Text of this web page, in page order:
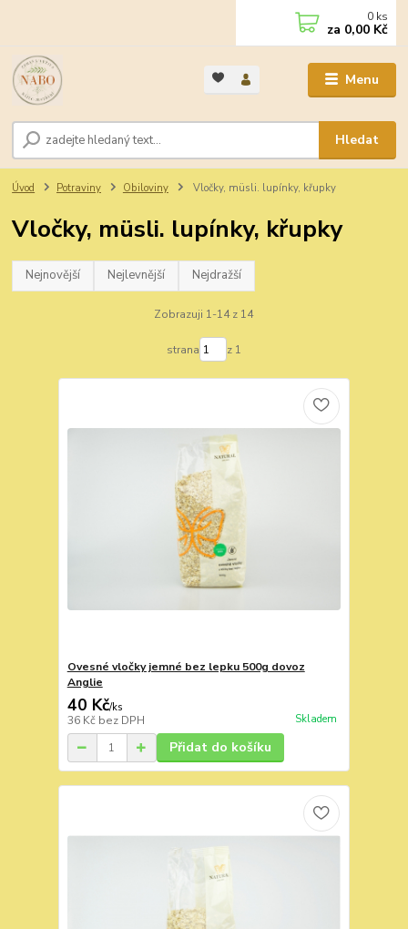
Menu
Hledat
0 ks
za 0,00 Kč
Úvod Potraviny Obiloviny Vločky, müsli. lupínky, křupky
Vločky, müsli. lupínky, křupky
Nejnovější Nejlevnější Nejdražší
Zobrazuji 1-14 z 14
strana z 1
Ovesné vločky jemné bez lepku 500g dovoz
Anglie
40 Kč/ks
36 Kč bez DPH Skladem
Přidat do košíku